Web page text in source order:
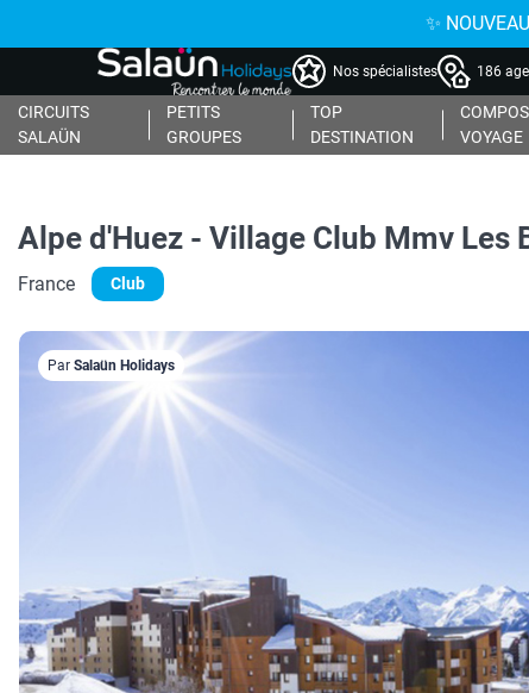
✨
Nos spécialistes 186
CIRCUITS
SALAÜN
PETITS
GROUPES
TOP
DESTINATION
VOYAGE
Alpe d'Huez - Village Club Mmv Les
France Club
Par Salaün Holidays